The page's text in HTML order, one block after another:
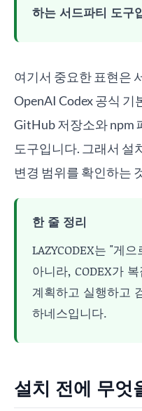
하는 서드파티 도구
여기서 중요한 표현은
OpenAI Codex 공식 기
GitHub 저장소와 npm
도구입니다. 그래서 설
변경 범위를 확인하는
한 줄 정리
LAZYCODEX는 "게
아니라, CODEX가
계획하고 실행하고
하네스입니다.
설치 전에 무엇